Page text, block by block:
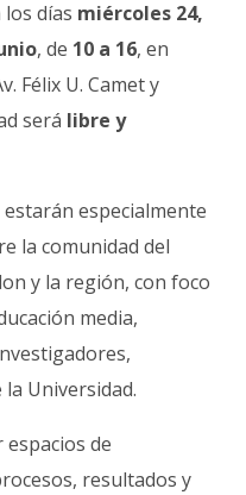
días miércoles 24,
, de 10 a 16, en
Félix U. Camet y
será libre y
especialmente
la comunidad del
y la región, con foco
media,
Universidad.
de
resultados y